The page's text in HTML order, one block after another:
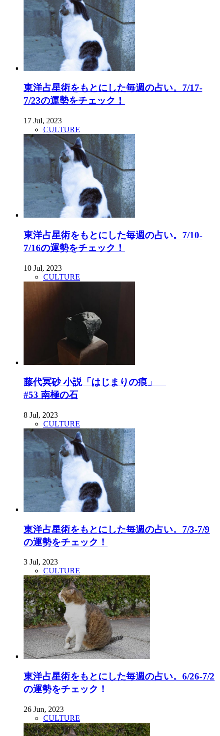
東洋占星術をもとにした毎週の占い。7/17-
7/23の運勢をチェック！
17 Jul, 2023
CULTURE
東洋占星術をもとにした毎週の占い。7/10-
7/16の運勢をチェック！
10 Jul, 2023
CULTURE
藤代冥砂 小説「はじまりの痕」
#53 南極の石
8 Jul, 2023
CULTURE
東洋占星術をもとにした毎週の占い。7/3-7/9
の運勢をチェック！
3 Jul, 2023
CULTURE
東洋占星術をもとにした毎週の占い。6/26-7/2
の運勢をチェック！
26 Jun, 2023
CULTURE